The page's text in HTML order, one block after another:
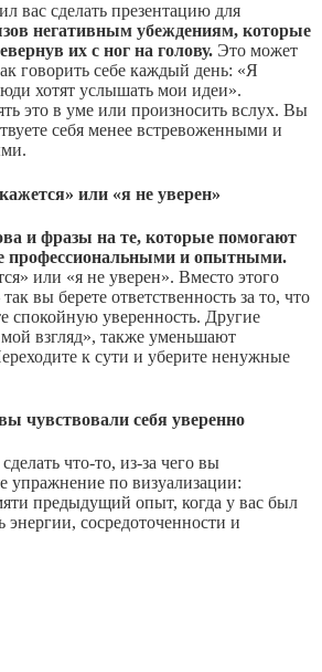
вас сделать презентацию для
негативным убеждениям, которые
их с ног на голову. Это может
говорить себе каждый день: «Я
хотят услышать мои идеи».
это в уме или произносить вслух. Вы
себя менее встревоженными и
или «я не уверен»
и фразы на те, которые помогают
профессиональными и опытными.
или «я не уверен». Вместо этого
вы берете ответственность за то, что
спокойную уверенность. Другие
взгляд», также уменьшают
к сути и уберите ненужные
чувствовали себя уверенно
что-то, из-за чего вы
упражнение по визуализации:
предыдущий опыт, когда у вас был
сосредоточенности и